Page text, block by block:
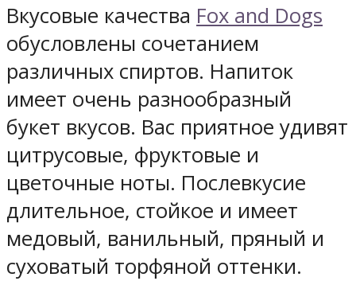
Вкусовые качества Fox and Dogs
обусловлены сочетанием
различных спиртов. Напиток
имеет очень разнообразный
букет вкусов. Вас приятное удивят
цитрусовые, фруктовые и
цветочные ноты. Послевкусие
длительное, стойкое и имеет
медовый, ванильный, пряный и
суховатый торфяной оттенки.